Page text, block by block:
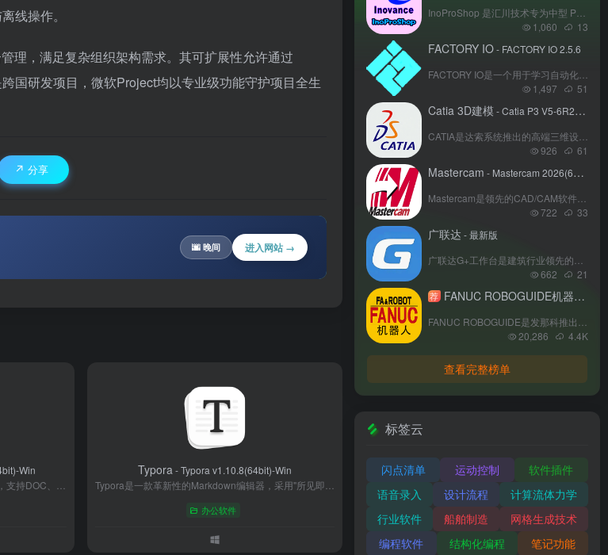
线操作。
理，满足复杂组织架构需求。其可扩展性允许通过
国研发项目，微软Project均以专业级功能守护项目全生
↗️ 分享
🌆 晚间 进入网站 →
Win
Typora- Typora v1.10.8(64bit)-Win
办公软件
1,060
13
FACTORY IO- FACTORY IO 2.5.6
1,497
51
Catia 3D建模 - Catia P3 V5-6R2022(64bit)
926
61
Mastercam - Mastercam 2026(64bit
722
33
广联达 - 最新版
662
21
荐 FANUC ROBOGUIDE机器人离线编程
20,286
4.4K
查看完整榜单
标签云
闪点清单 运动控制
软件插件
语音录入
设计流程
计算流体力学
行业软件
船舶制造
网格生成技术
编程软件
结构化编程
笔记功能